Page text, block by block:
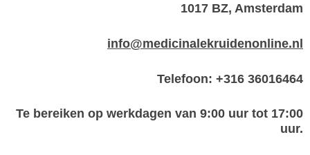
1017 BZ, Amsterdam
info@medicinalekruidenonline.nl
Telefoon: +316 36016464
Te bereiken op werkdagen van 9:00 uur tot 17:00
uur.